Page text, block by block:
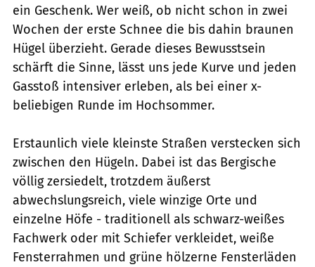
ein Geschenk. Wer weiß, ob nicht schon in zwei
Wochen der erste Schnee die bis dahin braunen
Hügel überzieht. Gerade dieses Bewusstsein
schärft die Sinne, lässt uns jede Kurve und jeden
Gasstoß intensiver erleben, als bei einer x-
beliebigen Runde im Hochsommer.
Erstaunlich viele kleinste Straßen verstecken sich
zwischen den Hügeln. Dabei ist das Bergische
völlig zersiedelt, trotzdem äußerst
abwechslungsreich, viele winzige Orte und
einzelne Höfe - traditionell als schwarz-weißes
Fachwerk oder mit Schiefer verkleidet, weiße
Fensterrahmen und grüne hölzerne Fensterläden